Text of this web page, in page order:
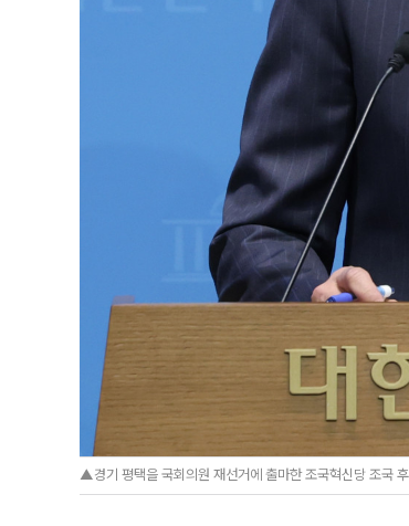
▲경기 평택을 국회의원 재선거에 출마한 조국혁신당 조국